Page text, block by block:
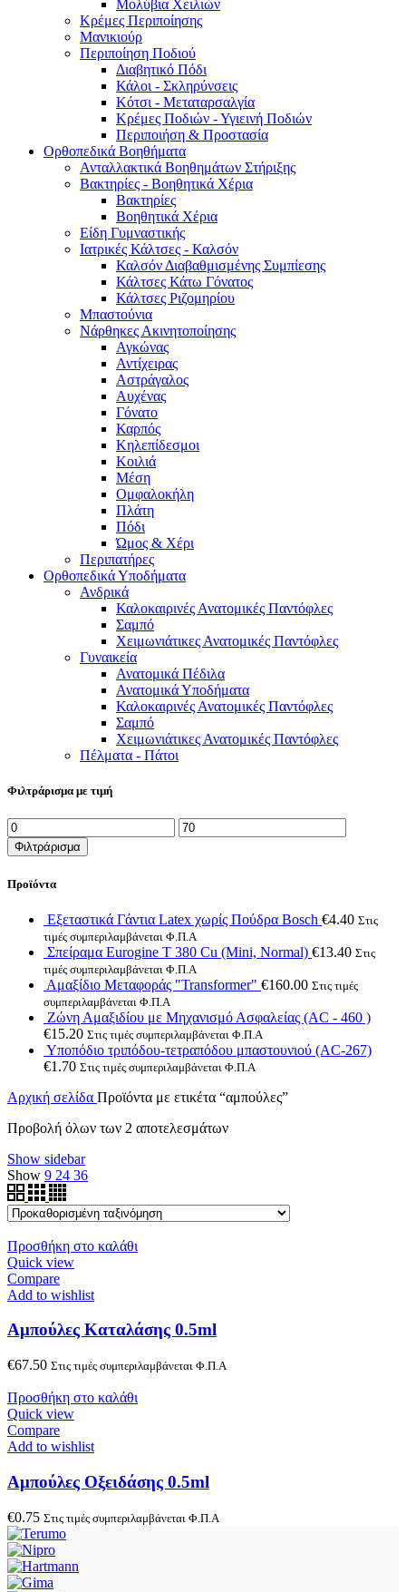
Μολύβια Χειλιών
Κρέμες Περιποίησης
Μανικιούρ
Περιποίηση Ποδιού
Διαβητικό Πόδι
Κάλοι - Σκληρύνσεις
Κότσι - Μεταταρσαλγία
Κρέμες Ποδιών - Υγιεινή Ποδιών
Περιποιήση & Προστασία
Ορθοπεδικά Βοηθήματα
Ανταλλακτικά Βοηθημάτων Στήριξης
Βακτηρίες - Βοηθητικά Χέρια
Βακτηρίες
Βοηθητικά Χέρια
Είδη Γυμναστικής
Ιατρικές Κάλτσες - Καλσόν
Καλσόν Διαβαθμισμένης Συμπίεσης
Κάλτσες Κάτω Γόνατος
Κάλτσες Ριζομηρίου
Μπαστούνια
Νάρθηκες Ακινητοποίησης
Αγκώνας
Αντίχειρας
Αστράγαλος
Αυχένας
Γόνατο
Καρπός
Κηλεπίδεσμοι
Κοιλιά
Μέση
Ομφαλοκήλη
Πλάτη
Πόδι
Ώμος & Χέρι
Περιπατήρες
Ορθοπεδικά Υποδήματα
Ανδρικά
Καλοκαιρινές Ανατομικές Παντόφλες
Σαμπό
Χειμωνιάτικες Ανατομικές Παντόφλες
Γυναικεία
Ανατομικά Πέδιλα
Ανατομικά Υποδήματα
Καλοκαιρινές Ανατομικές Παντόφλες
Σαμπό
Χειμωνιάτικες Ανατομικές Παντόφλες
Πέλματα - Πάτοι
Φιλτράρισμα με τιμή
Ελάχιστη
τιμή
Μέγιστη
τιμή
Φιλτράρισμα
Προϊόντα
Εξεταστικά Γάντια Latex χωρίς Πούδρα Bosch €4.40 Στις
τιμές συμπεριλαμβάνεται Φ.Π.Α
Σπείραμα Eurogine Τ 380 Cu (Mini, Normal) €13.40 Στις
τιμές συμπεριλαμβάνεται Φ.Π.Α
Αμαξίδιο Μεταφοράς "Transformer" €160.00 Στις τιμές
συμπεριλαμβάνεται Φ.Π.Α
Ζώνη Αμαξιδίου με Μηχανισμό Ασφαλείας (AC - 460 )
€15.20 Στις τιμές συμπεριλαμβάνεται Φ.Π.Α
Υποπόδιο τριπόδου-τετραπόδου μπαστουνιού (AC-267)
€1.70 Στις τιμές συμπεριλαμβάνεται Φ.Π.Α
Αρχική σελίδα Προϊόντα με ετικέτα “αμπούλες”
Προβολή όλων των 2 αποτελεσμάτων
Show sidebar
Show 9 24 36
Προσθήκη στο καλάθι
Quick view
Compare
Add to wishlist
Αμπούλες Καταλάσης 0.5ml
€67.50 Στις τιμές συμπεριλαμβάνεται Φ.Π.Α
Προσθήκη στο καλάθι
Quick view
Compare
Add to wishlist
Αμπούλες Οξειδάσης 0.5ml
€0.75 Στις τιμές συμπεριλαμβάνεται Φ.Π.Α